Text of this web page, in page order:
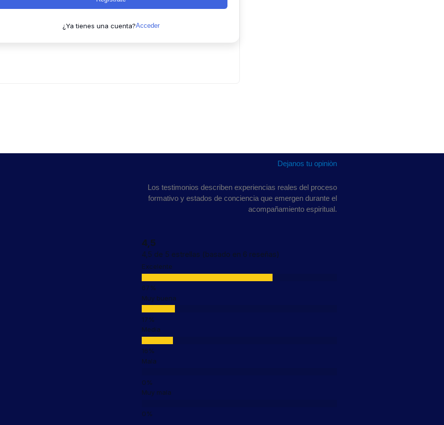
¿Ya tienes una cuenta?Acceder
Dejanos tu opiniòn
Los testimonios describen experiencias reales del proceso
formativo y estados de conciencia que emergen durante el
acompañamiento espiritual.
4,5
4,5 de 5 estrellas (basado en 6 reseñas)
Excelente
Muy buena
Media
Mala
Muy mala